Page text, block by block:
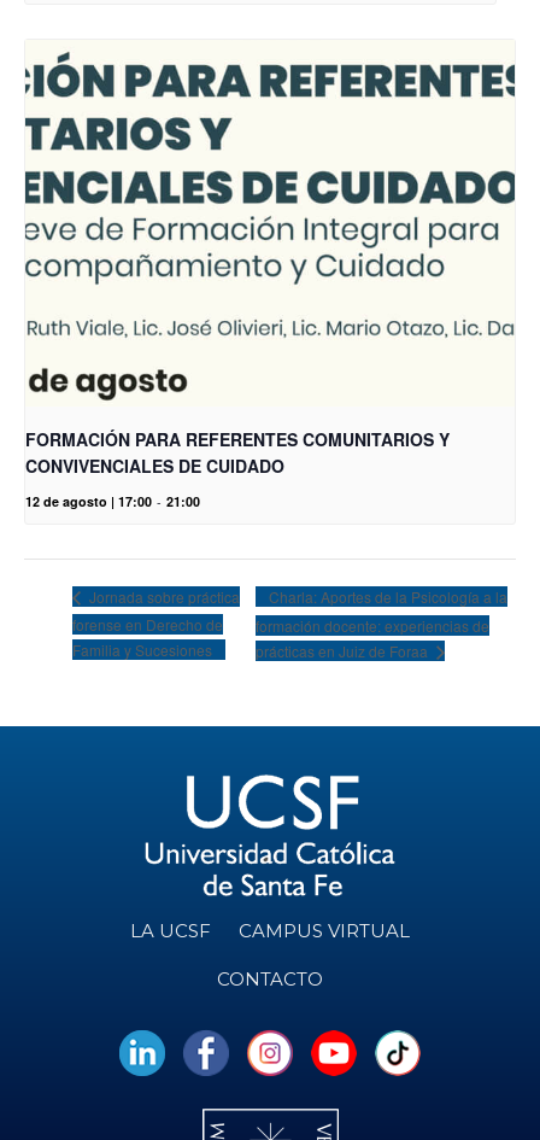
FORMACIÓN PARA REFERENTES COMUNITARIOS Y
CONVIVENCIALES DE CUIDADO
12 de agosto | 17:00 - 21:00
Jornada sobre práctica
forense en Derecho de
Familia y Sucesiones
Charla: Aportes de la Psicología a la
formación docente: experiencias de
prácticas en Juiz de Foraa
LA UCSF CAMPUS VIRTUAL
CONTACTO